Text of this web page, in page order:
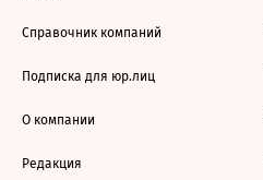
Справочник компаний
Подписка для юр.лиц
О компании
Редакция